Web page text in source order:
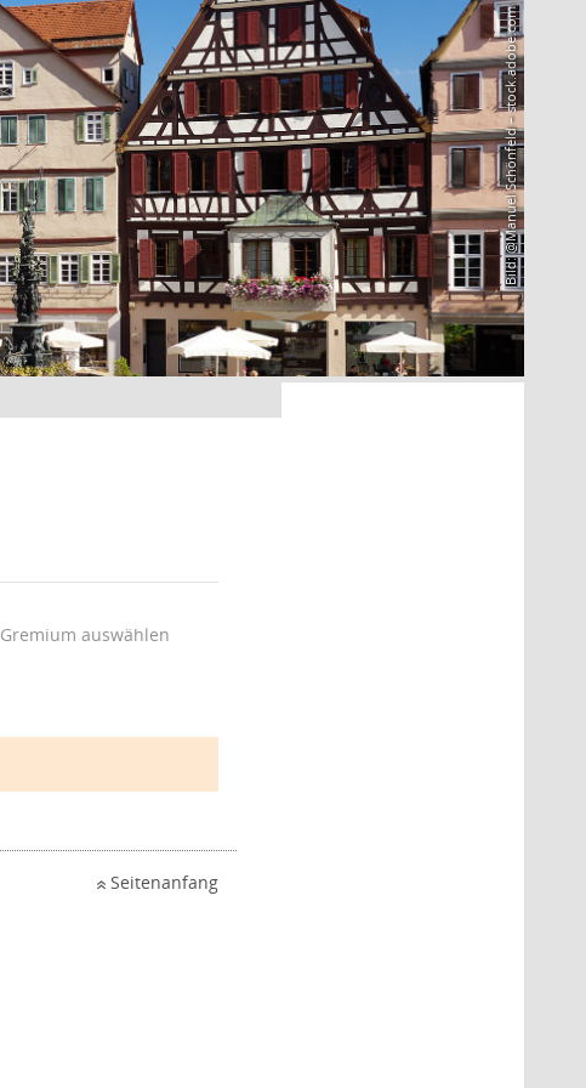
Bild: @Manuel Schönfeld – stock.adobe.com
Gremium auswählen
Seitenanfang